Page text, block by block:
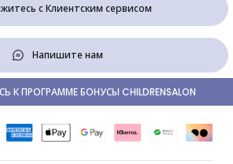
с Клиентским сервисом
Напишите нам
К ПРОГРАММЕ БОНУСЫ CHILDRENSALON